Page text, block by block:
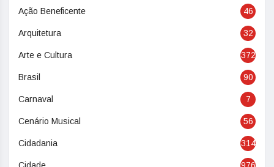
Ação Beneficente 46
Arquitetura 32
Arte e Cultura 372
Brasil 90
Carnaval 7
Cenário Musical 56
Cidadania 314